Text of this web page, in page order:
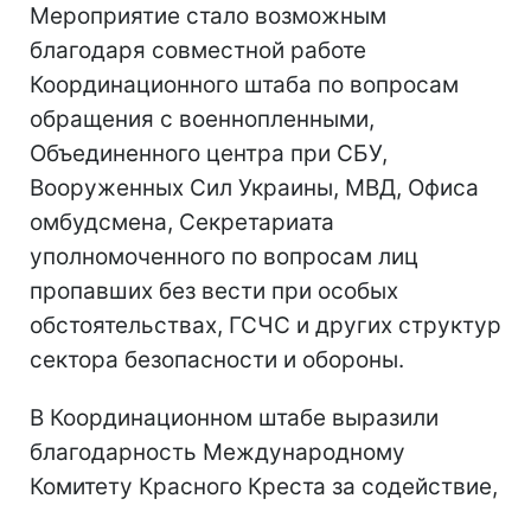
Мероприятие стало возможным
благодаря совместной работе
Координационного штаба по вопросам
обращения с военнопленными,
Объединенного центра при СБУ,
Вооруженных Сил Украины, МВД, Офиса
омбудсмена, Секретариата
уполномоченного по вопросам лиц
пропавших без вести при особых
обстоятельствах, ГСЧС и других структур
сектора безопасности и обороны.
В Координационном штабе выразили
благодарность Международному
Комитету Красного Креста за содействие,